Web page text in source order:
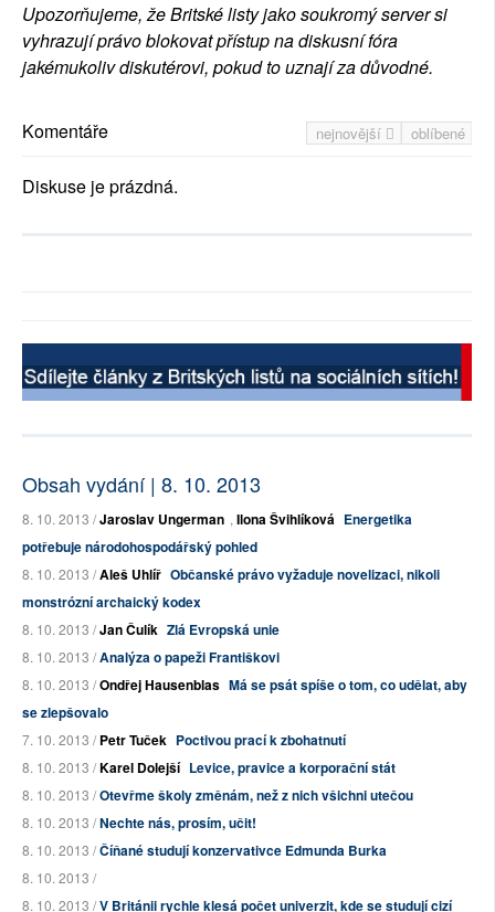
Upozorňujeme, že Britské listy jako soukromý server si
vyhrazují právo blokovat přístup na diskusní fóra
jakémukoliv diskutérovi, pokud to uznají za důvodné.
nejnovější oblíbené
Komentáře
Diskuse je prázdná.
Obsah vydání | 8. 10. 2013
8. 10. 2013 /Jaroslav Ungerman , Ilona Švihlíková Energetika
potřebuje národohospodářský pohled
8. 10. 2013 /Aleš Uhlíř Občanské právo vyžaduje novelizaci, nikoli
monstrózní archaický kodex
8. 10. 2013 /Jan Čulík Zlá Evropská unie
8. 10. 2013 /Analýza o papeži Františkovi
8. 10. 2013 /Ondřej Hausenblas Má se psát spíše o tom, co udělat, aby
se zlepšovalo
7. 10. 2013 /Petr Tuček Poctivou prací k zbohatnutí
8. 10. 2013 /Karel Dolejší Levice, pravice a korporační stát
8. 10. 2013 /Otevřme školy změnám, než z nich všichni utečou
8. 10. 2013 /Nechte nás, prosím, učit!
8. 10. 2013 /Číňané studují konzervativce Edmunda Burka
8. 10. 2013 /
8. 10. 2013 /V Británii rychle klesá počet univerzit, kde se studují cizí